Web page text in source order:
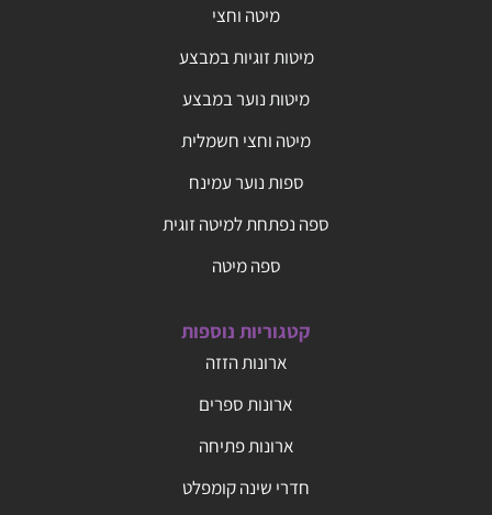
מיטה וחצי
מיטות זוגיות במבצע
מיטות נוער במבצע
מיטה וחצי חשמלית
ספות נוער עמינח
ספה נפתחת למיטה זוגית
ספה מיטה
קטגוריות נוספות
ארונות הזזה
ארונות ספרים
ארונות פתיחה
חדרי שינה קומפלט